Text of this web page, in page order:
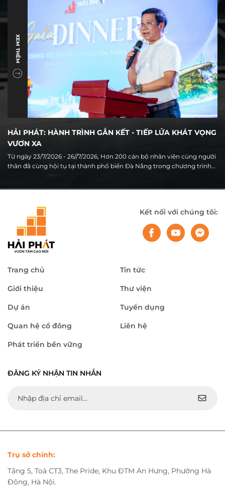
trước một giai đoạn chuyển mình đáng chú ý.
XEM THÊM
HẢI PHÁT: HÀNH TRÌNH GẮN KẾT - TIẾP LỬA KHÁT VỌNG
VƯƠN XA
Từ ngày 23/7/2026 - 26//7/2026, Hơn 200 cán bộ nhân viên cùng người
thân đã cùng hội tụ tại thành phố biển Đà Nẵng trong chương trình
năm và chuẩn bị cho giai đoạn tăng tốc của những tháng cuối năm.
Kết nối với chúng tôi:
Trang chủ
Giới thiệu
Dự án
Quan hệ cổ đông
Phát triển bền vững
Tin tức
Thư viện
Tuyển dụng
Liên hệ
ĐĂNG KÝ NHẬN TIN NHẮN
Trụ sở chính:
Tầng 5, Toà CT3, The Pride, Khu ĐTM An Hưng, Phường Hà
Đông, Hà Nội.